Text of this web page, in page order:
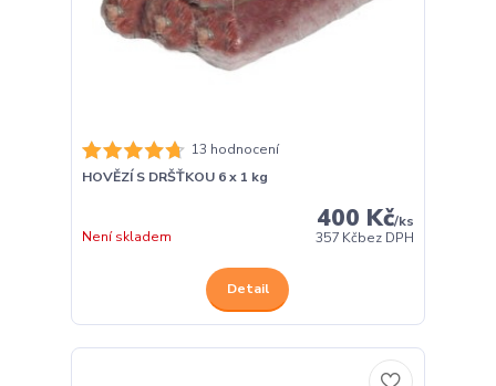
13 hodnocení
HOVĚZÍ S DRŠŤKOU 6 x 1 kg
400 Kč/ks
357 Kčbez DPH
Není skladem
Detail